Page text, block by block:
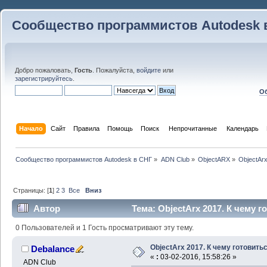
Сообщество программистов Autodesk
Добро пожаловать, Гость . Пожалуйста, войдите или
зарегистрируйтесь
Начало Сайт Правила Помощь Поиск Непрочитанные Календарь
Сообщество программистов Autodesk в СНГ » ADN Club» ObjectARX»
Страницы: [1]2 3 Все Вниз
Автор Тема: ObjectArx 2017. К чему
0 Пользователей и 1 Гость просматривают эту тему.
Debalance
ADN Club
ObjectArx 2017. К чему
« : 03-02-2016, 15:58:26 »